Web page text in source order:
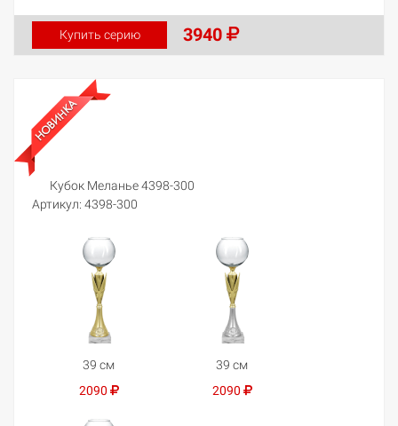
Купить серию 3940
Кубок Меланье 4398-300
Артикул: 4398-300
39 см
2090
39 см
2090